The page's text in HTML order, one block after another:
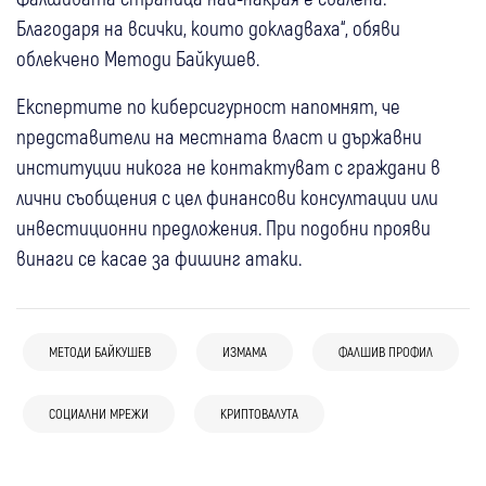
Благодаря на всички, които докладваха“, обяви
облекчено Методи Байкушев.
Експертите по киберсигурност напомнят, че
представители на местната власт и държавни
институции никога не контактуват с граждани в
лични съобщения с цел финансови консултации или
инвестиционни предложения. При подобни прояви
винаги се касае за фишинг атаки.
МЕТОДИ БАЙКУШЕВ ИЗМАМА ФАЛШИВ ПРОФИЛ
СОЦИАЛНИ МРЕЖИ КРИПТОВАЛУТА
05 авг
живо в ТикТок
България 05 авг
схема за измама с евросубсидии за 350
Перник Крими
мрежата: Предотвратиха тормоз над